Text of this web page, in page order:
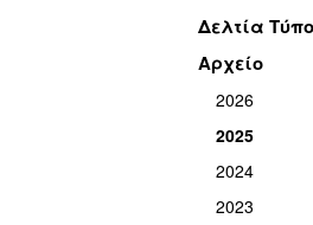
Δελτία
Αρχείο
2026
2025
2024
2023